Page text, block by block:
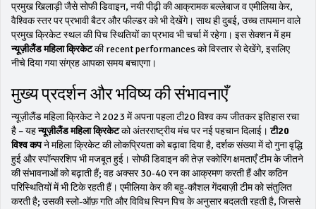
प्रमुख खिलाड़ी जैसेसोफी डिवाइन, नयी पीढ़ी की आक्रामक बल्लेबाजवएमीलिया केर,
वैश्विक स्तर पर प्रभावी बैटर और फील्डरको भी देखेंगे। साथ हीदुबई, उच्च तापमान वाले
प्रमुख क्रिकेट स्थलकी पिच स्थितियों का प्रभाव भी चर्चा में रहेगा। इस सेक्शन में हम
न्यूज़ीलैंड महिला क्रिकेटकी recent performances को विस्तार से देखेंगे, इसलिए
नीचे दिया गया संग्रह आपका समय बचाएगा।
मुख्य प्रदर्शन और भविष्य की संभावनाएँ
न्यूज़ीलैंड महिला क्रिकेट ने 2023 में अपना पहला टी20 विश्व कप जीतकर इतिहास रचा
है – यहन्यूज़ीलैंड महिला क्रिकेटको अंतरराष्ट्रीय मंच पर नई पहचान दिलाई।टी20
विश्व कपने महिला क्रिकेट की लोकप्रियता को बढ़ावा दिया है, दर्शक संख्या में दो गुना वृद्धि
हुई और स्पॉन्सरशिप भी मजबूत हुई। सोफी डिवाइन की तेज़ स्कोरिंग क्षमताएँ टीम के जीतने
की संभावनाओं को बढ़ाती हैं; वह अक्सर 30‑40 रन का आक्रमण करती हैं और कठिन
परिस्थितियों में भी टिके रहती हैं। एमीलिया केर की बहु‑कौशल गेंदबाज़ी टीम को संतुलित
करती है; उसकी स्लो‑ऑफ़ गति और विविध स्पिन पिच के अनुसार बदलती रहती है, जिससे